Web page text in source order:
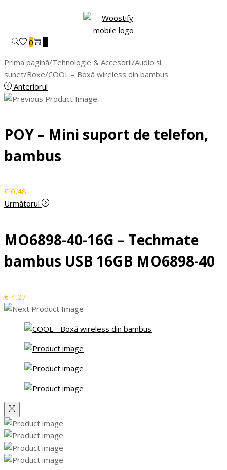
0
Prima pagină/Tehnologie & Accesorii/Audio și
sunet/Boxe/COOL – Boxă wireless din bambus
Anteriorul
POY – Mini suport de telefon,
bambus
€ 0,48
Următorul
MO6898-40-16G – Techmate
bambus USB 16GB MO6898-40
€ 4,27